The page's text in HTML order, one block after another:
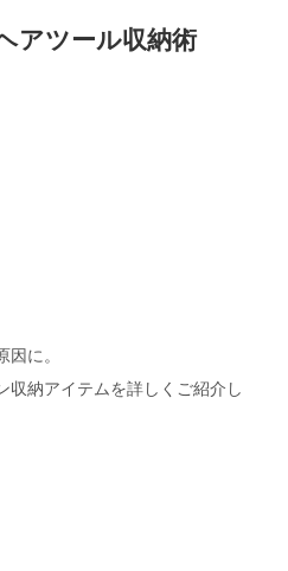
アツール収納術
に。
収納アイテムを詳しくご紹介し